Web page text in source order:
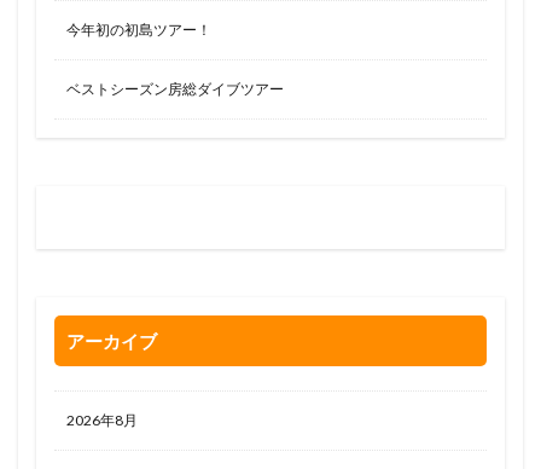
今年初の初島ツアー！
ベストシーズン房総ダイブツアー
アーカイブ
2026年8月